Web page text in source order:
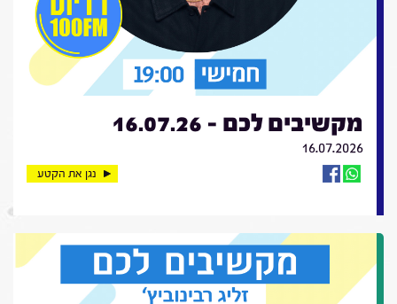
מקשיבים לכם - 16.07.26
16.07.2026
נגן את הקטע